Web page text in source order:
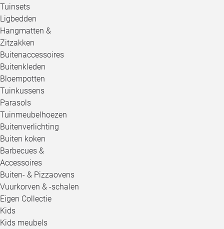
Tuinsets
Ligbedden
Hangmatten &
Zitzakken
Buitenaccessoires
Buitenkleden
Bloempotten
Tuinkussens
Parasols
Tuinmeubelhoezen
Buitenverlichting
Buiten koken
Barbecues &
Accessoires
Buiten- & Pizzaovens
Vuurkorven & -schalen
Eigen Collectie
Kids
Kids meubels